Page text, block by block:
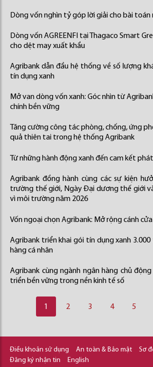
Dòng vốn nghìn tỷ góp lời giải cho bài
Dòng vốn AGREENFI tại Thagaco Smart
cho dệt may xuất khẩu
Agribank dẫn đầu hệ thống về số lượng
tín dụng xanh
Mở van dòng vốn xanh: Góc nhìn từ
chính bền vững
Tăng cường công tác phòng, chống, ứng
quả thiên tai trong hệ thống Agribank
Từ những hành động xanh đến cam kết
Agribank đồng hành cùng các sự kiện
trường thế giới, Ngày Đại dương thế giới
vì môi trường năm 2026
Vốn ngoại chọn Agribank: Mở rộng cánh
Agribank triển khai gói tín dụng xanh
hàng cá nhân
Agribank cùng ngành ngân hàng chủ
triển bền vững trong nền kinh tế số
1 2 3 4 5
Điều khoản sử dụng An toàn & Bảo mật Sơ
Đăng ký nhận tin
English